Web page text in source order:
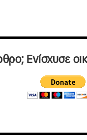
Ενίσχυσε